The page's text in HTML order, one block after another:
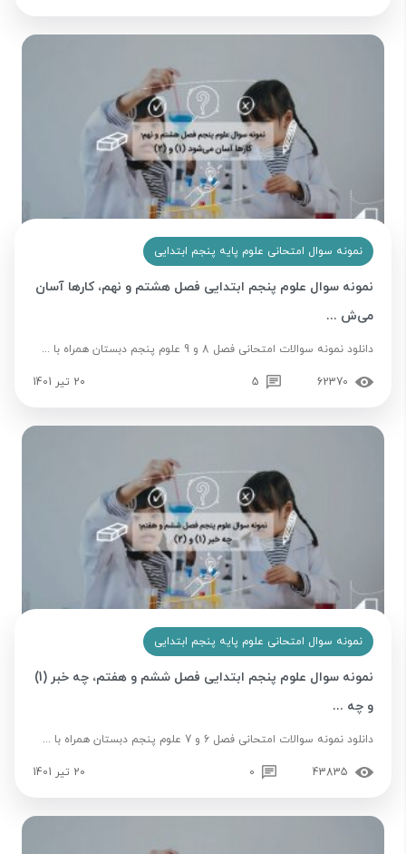
نمونه سوال امتحانی علوم پایه پنجم ابتدایی
نمونه سوال علوم پنجم ابتدایی فصل هشتم و نهم، کارها آسان
می‌ش ...
دانلود نمونه سوالات امتحانی فصل 8 و 9 علوم پنجم دبستان همراه با ...
62370
5 20 تیر 1401
نمونه سوال امتحانی علوم پایه پنجم ابتدایی
نمونه سوال علوم پنجم ابتدایی فصل ششم و هفتم، چه خبر (1)
و چه ...
دانلود نمونه سوالات امتحانی فصل 6 و 7 علوم پنجم دبستان همراه با ...
43835
0 20 تیر 1401